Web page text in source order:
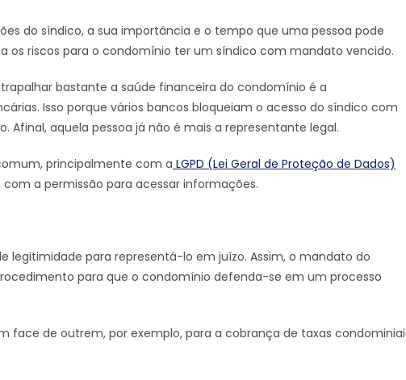
do síndico, a sua importância e o tempo que uma pessoa pode
os riscos para o condomínio ter um síndico com mandato vencido.
bastante a saúde financeira do condomínio é a
Isso porque vários bancos bloqueiam o acesso do síndico com
aquela pessoa já não é mais a representante legal.
principalmente com a LGPD (Lei Geral de Proteção de Dados)
a permissão para acessar informações.
legitimidade para representá-lo em juízo. Assim, o mandato do
para que o condomínio defenda-se em um processo
face de outrem, por exemplo, para a cobrança de taxas